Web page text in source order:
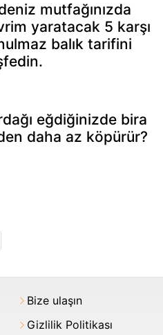
mutfağınızda
yaratacak 5 karşı
balık tarifini
eğdiğinizde bira
daha az köpürür?
Bize ulaşın
Gizlilik Politikası